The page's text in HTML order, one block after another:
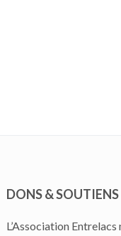
DONS & SOUTIENS
L’Association Entrelacs